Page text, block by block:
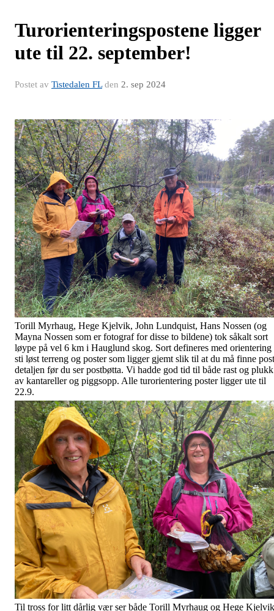
Turorienteringspostene ligger
ute til 22. september!
Postet av Tistedalen FLden 2. sep 2024
Torill Myrhaug, Hege Kjelvik, John Lundquist, Hans Nossen (og
Mayna Nossen som er fotograf for disse to bildene) tok såkalt sort
løype på vel 6 km i Hauglund skog. Sort defineres med orientering
sti løst terreng og poster som ligger gjemt slik til at du må finne post
detaljen før du ser postbøtta. Vi hadde god tid til både rast og plukk
av kantareller og piggsopp. Alle turorientering poster ligger ute til
22.9.
Til tross for litt dårlig vær ser både Torill Myrhaug og Hege Kjelvik